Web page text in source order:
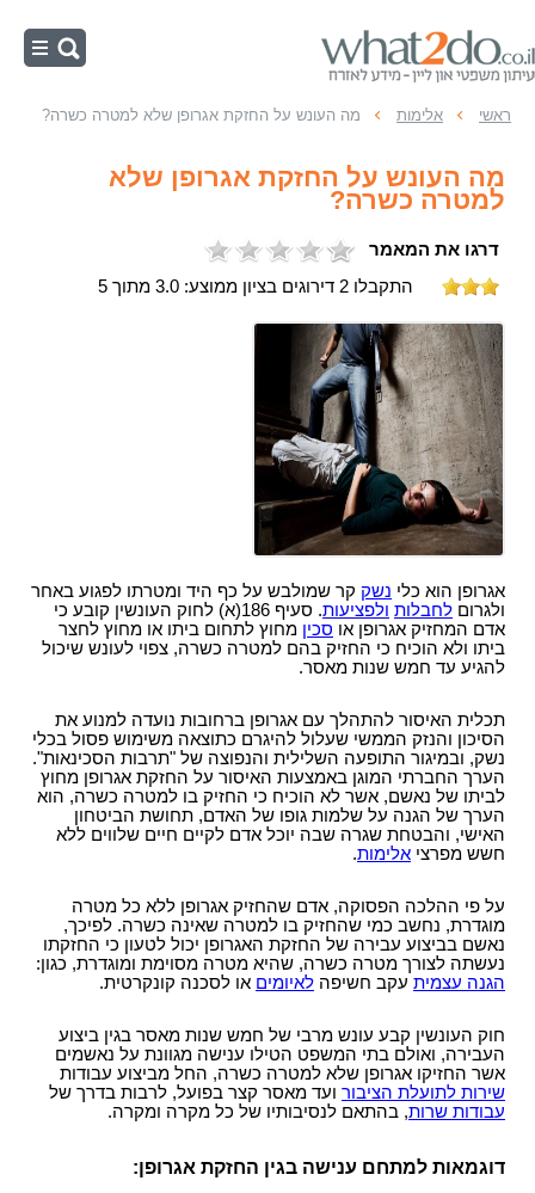
ראשי
רישום פלילי
כלכליות
זיוף והונאה
ההליך הפלילי
אלימות
רכוש
מין ותועבה
סמים
ראשי אלימות מה העונש על החזקת אגרופן שלא למטרה כשרה?
מה העונש על החזקת אגרופן שלא
למטרה כשרה?
דרגו את המאמר
התקבלו 2 דירוגים בציון ממוצע: 3.0 מתוך 5
אגרופן הוא כלי נשק קר שמולבש על כף היד ומטרתו לפגוע באחר
ולגרום לחבלות ולפציעות
. סעיף 186(א) לחוק העונשין קובע כי
אדם המחזיק אגרופן או סכין מחוץ לתחום ביתו או מחוץ לחצר
ביתו ולא הוכיח כי החזיק בהם למטרה כשרה, צפוי לעונש שיכול
להגיע עד חמש שנות מאסר.
תכלית האיסור להתהלך עם אגרופן ברחובות נועדה למנוע את
הסיכון והנזק הממשי שעלול להיגרם כתוצאה משימוש פסול בכלי
נשק, ובמיגור התופעה השלילית והנפוצה של "תרבות הסכינאות".
הערך החברתי המוגן באמצעות האיסור על החזקת אגרופן מחוץ
לביתו של נאשם, אשר לא הוכיח כי החזיק בו למטרה כשרה, הוא
הערך של הגנה על שלמות גופו של האדם, תחושת הביטחון
האישי, והבטחת שגרה שבה יוכל אדם לקיים חיים שלווים ללא
חשש מפרצי אלימות.
על פי ההלכה הפסוקה, אדם שהחזיק אגרופן ללא כל מטרה
מוגדרת, נחשב כמי שהחזיק בו למטרה שאינה כשרה. לפיכך,
נאשם בביצוע עבירה של החזקת האגרופן יכול לטעון כי החזקתו
נעשתה לצורך מטרה כשרה, שהיא מטרה מסוימת ומוגדרת, כגון:
הגנה עצמית עקב חשיפה לאיומים או לסכנה קונקרטית.
חוק העונשין קבע עונש מרבי של חמש שנות מאסר בגין ביצוע
העבירה, ואולם בתי המשפט הטילו ענישה מגוונת על נאשמים
אשר החזיקו אגרופן שלא למטרה כשרה, החל מביצוע עבודות
שירות לתועלת הציבור ועד מאסר קצר בפועל, לרבות בדרך של
עבודות שרות, בהתאם לנסיבותיו של כל מקרה ומקרה.
דוגמאות למתחם ענישה בגין החזקת אגרופן: